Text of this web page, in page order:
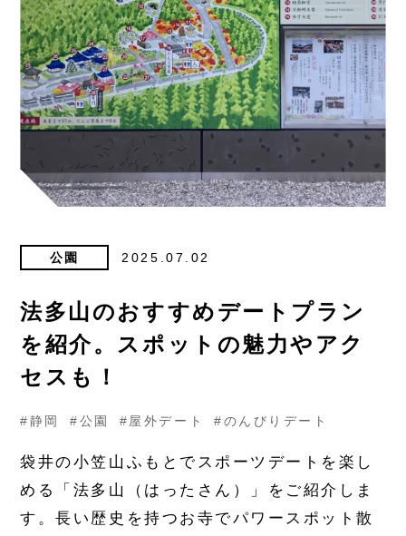
公園 2025.07.02
法多山のおすすめデートプラン
を紹介。スポットの魅力やアク
セスも！
#静岡 #公園 #屋外デート #のんびりデート
袋井の小笠山ふもとでスポーツデートを楽し
める「法多山（はったさん）」をご紹介しま
す。長い歴史を持つお寺でパワースポット散